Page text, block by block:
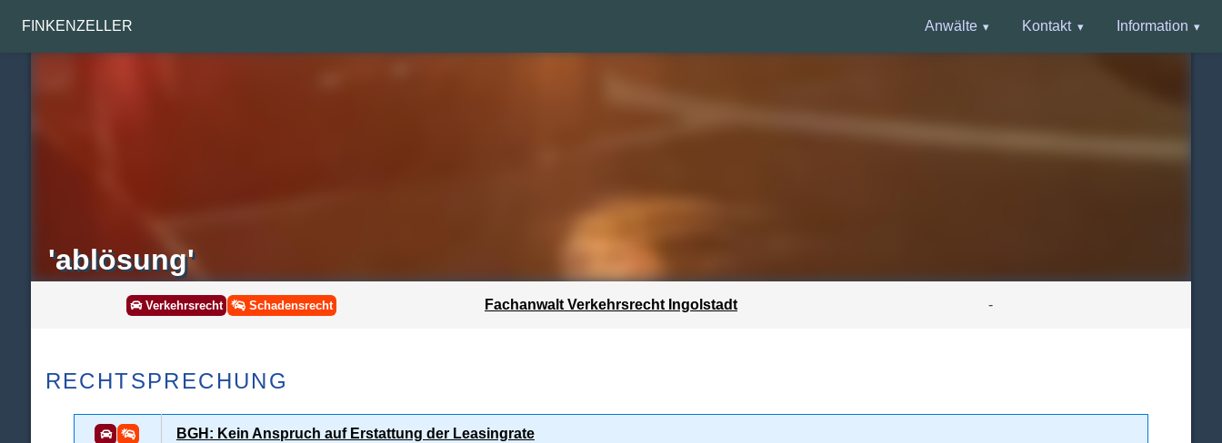
FINKENZELLER Anwälte Kontakt Information
'ablösung'
Verkehrsrecht Schadensrecht Fachanwalt Verkehrsrecht Ingolstadt -
RECHTSPRECHUNG
BGH: Kein Anspruch auf Erstattung der Leasingrate